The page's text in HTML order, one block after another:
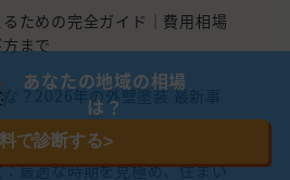
ための完全ガイド｜費用相場
まで
？2026年の外壁塗装 最新事
最適な時期を見極め、住まい
あなたの地域の相場
は？
で診断する>